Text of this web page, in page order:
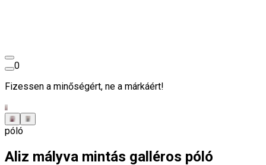
0
Fizessen a minőségért, ne a márkáért!
póló
Aliz mályva mintás galléros póló